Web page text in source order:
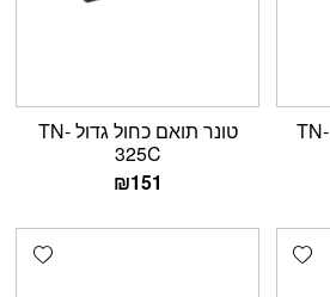
טונר תואם אדום גדול TN-
טונר תואם כחול גדול TN-
325C
₪151
Add wishlist